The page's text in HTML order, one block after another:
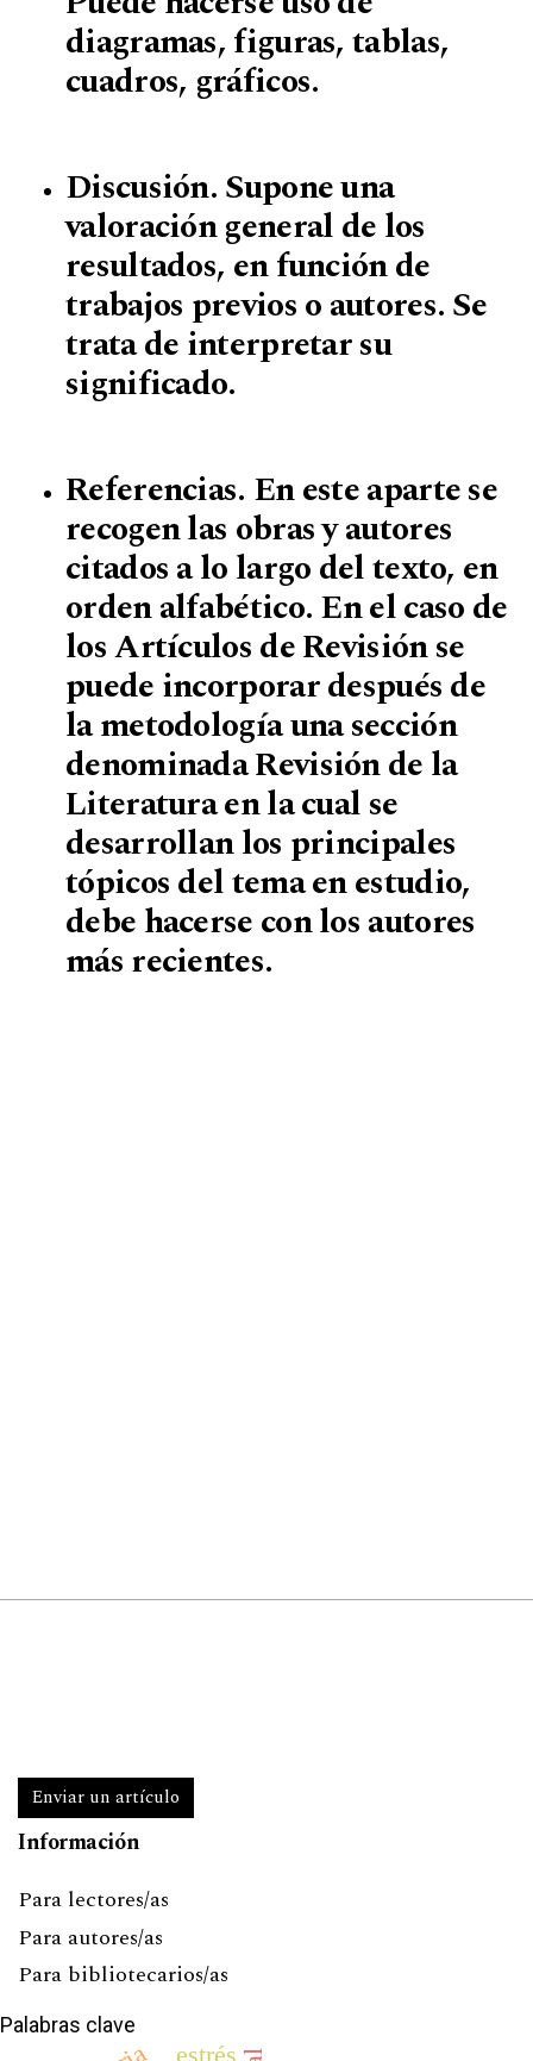
diagramas, figuras, tablas,
cuadros, gráficos.
Discusión. Supone una
valoración general de los
resultados, en función de
trabajos previos o autores. Se
trata de interpretar su
significado.
Referencias. En este aparte se
recogen las obras y autores
citados a lo largo del texto, en
orden alfabético. En el caso de
los Artículos de Revisión se
puede incorporar después de
la metodología una sección
denominada Revisión de la
Literatura en la cual se
desarrollan los principales
tópicos del tema en estudio,
debe hacerse con los autores
más recientes.
Enviar un artículo
Información
Para lectores/as
Para autores/as
Para bibliotecarios/as
Palabras clave
estrés